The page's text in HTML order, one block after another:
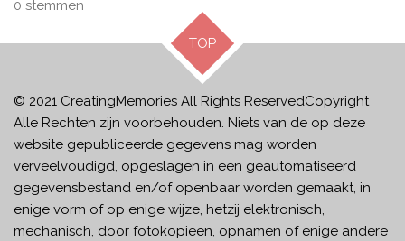
t
:
0
s
t
e
r
r
r
r
e
n
r
e
n
r
r
e
n
r
e
n
m
e
n
0 stemmen
TOP
© 2021 CreatingMemories All Rights ReservedCopyright
Alle Rechten zijn voorbehouden. Niets van de op deze
website gepubliceerde gegevens mag worden
verveelvoudigd, opgeslagen in een geautomatiseerd
gegevensbestand en/of openbaar worden gemaakt, in
enige vorm of op enige wijze, hetzij elektronisch,
mechanisch, door fotokopieen, opnamen of enige andere